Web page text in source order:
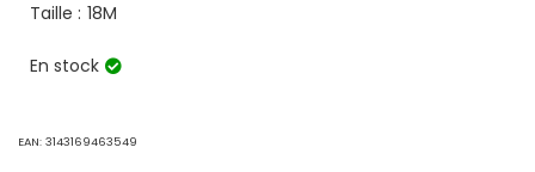
Taille : 18M
En stock
EAN: 3143169463549